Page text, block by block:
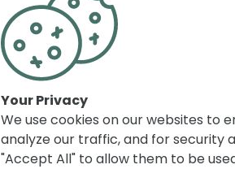
Your Privacy
We use cookies on our websites to
analyze our traffic, and for security
"Accept All" to allow them to be